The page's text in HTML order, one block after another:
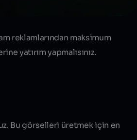
reklamlarından maksimum
yatırım yapmalısınız.
Bu görselleri üretmek için en